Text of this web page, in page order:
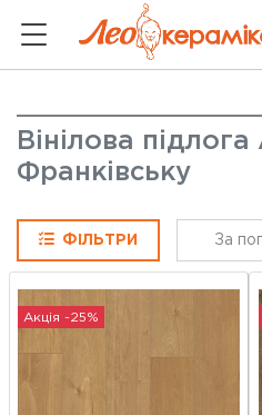
Вінілова
Франківську
ФІЛЬТРИ За
Акція -25%